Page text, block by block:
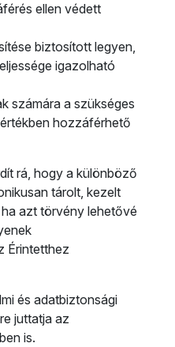
ellen védett
biztosított legyen,
igazolható
számára a szükséges
hozzáférhető
rá, hogy a különböző
tárolt, kezelt
azt törvény lehetővé
Érintetthez
és adatbiztonsági
juttatja az
is.